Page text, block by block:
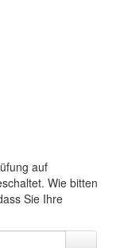
auf
Wie bitten
Sie Ihre